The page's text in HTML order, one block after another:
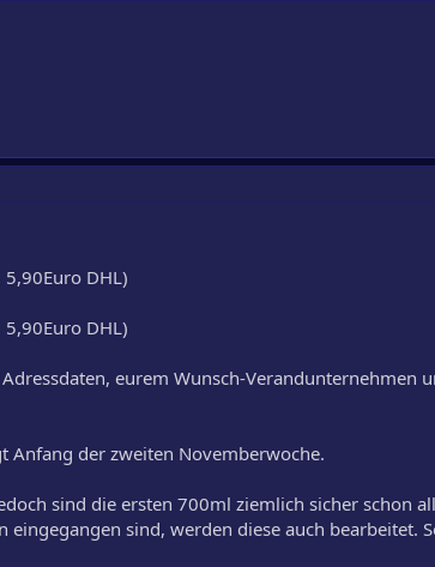
DHL)
DHL)
eurem Wunsch-Verandunternehmen
Anfang der zweiten Novemberwoche.
sind die ersten 700ml ziemlich sicher schon
sind, werden diese auch bearbeitet.